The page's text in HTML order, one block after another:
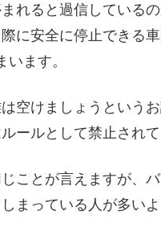
れると過信している
に安全に停止できる
ます。
空けましょうという
ールとして禁止されて
ことが言えますが、
まっている人が多いよ